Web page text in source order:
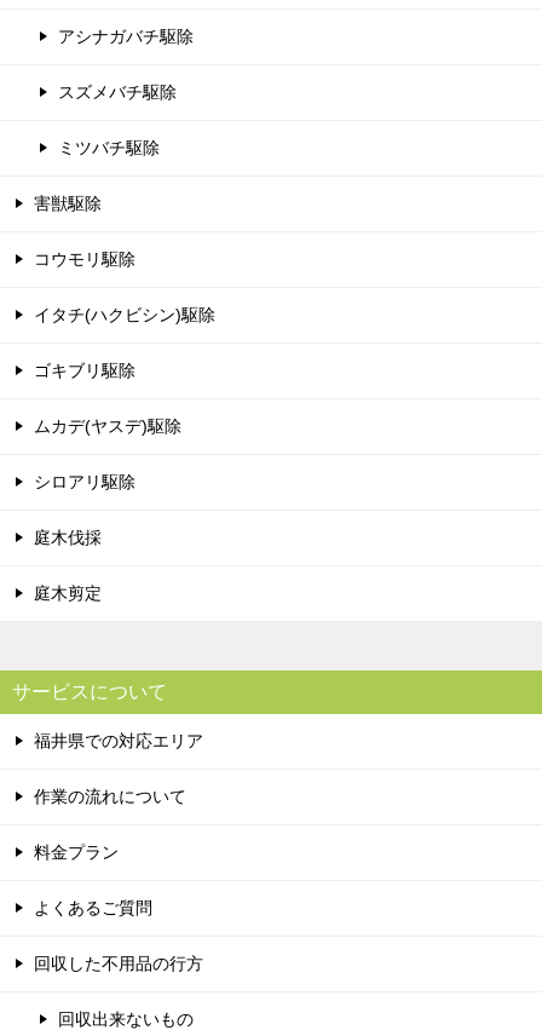
アシナガバチ駆除
スズメバチ駆除
ミツバチ駆除
害獣駆除
コウモリ駆除
イタチ(ハクビシン)駆除
ゴキブリ駆除
ムカデ(ヤスデ)駆除
シロアリ駆除
庭木伐採
庭木剪定
サービスについて
福井県での対応エリア
作業の流れについて
料金プラン
よくあるご質問
回収した不用品の行方
回収出来ないもの